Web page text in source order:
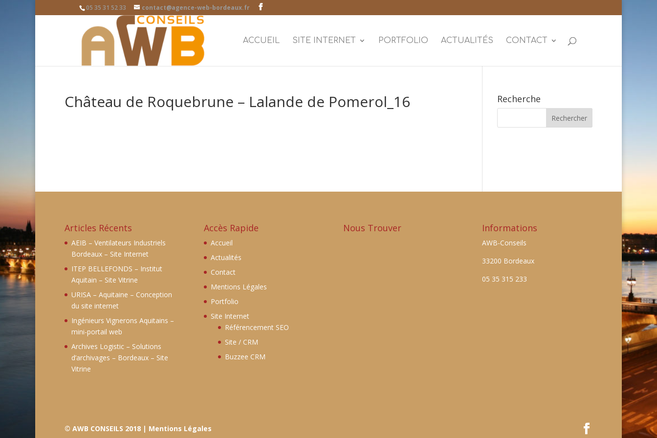
05 35 31 52 33 contact@agence-web-bordeaux.fr
ACCUEIL SITE INTERNET PORTFOLIO ACTUALITÉS CONTACT
Château de Roquebrune – Lalande de Pomerol_16 Recherche
Articles Récents
AEIB – Ventilateurs Industriels
Bordeaux – Site Internet
ITEP BELLEFONDS – Institut
Aquitain – Site Vitrine
URISA – Aquitaine – Conception
du site internet
Ingénieurs Vignerons Aquitains –
mini-portail web
Archives Logistic – Solutions
d’archivages – Bordeaux – Site
Vitrine
Accès Rapide
Accueil
Actualités
Contact
Mentions Légales
Portfolio
Site Internet
Référencement SEO
Site / CRM
Buzzee CRM
Nous Trouver Informations
AWB-Conseils
33200 Bordeaux
05 35 315 233
© AWB CONSEILS 2018 | Mentions Légales